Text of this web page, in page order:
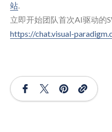
站.
立即开始团队首次AI驱动的
https://chat.visual-